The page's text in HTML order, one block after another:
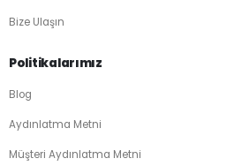
Bize Ulaşın
Politikalarımız
Blog
Aydınlatma Metni
Müşteri Aydınlatma Metni